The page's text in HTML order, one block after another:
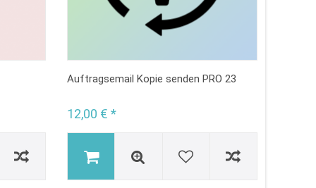
Auftragsemail Kopie senden PRO 23
12,00 € *